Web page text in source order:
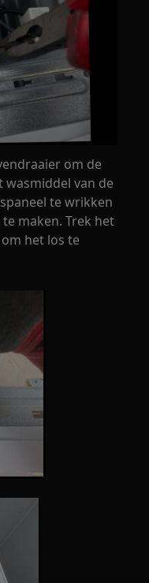
om de
wasmiddel van de
te wrikken
maken. Trek het
het los te